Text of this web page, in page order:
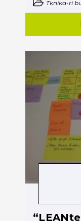
Tknika-ri